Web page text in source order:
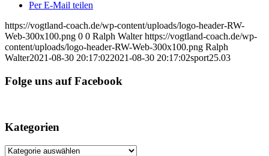
Per E-Mail teilen
https://vogtland-coach.de/wp-content/uploads/logo-header-RW-
Web-300x100.png 0 0 Ralph Walter https://vogtland-coach.de/wp-
content/uploads/logo-header-RW-Web-300x100.png Ralph
Walter2021-08-30 20:17:022021-08-30 20:17:02sport25.03
Folge uns auf Facebook
Kategorien
Kategorien